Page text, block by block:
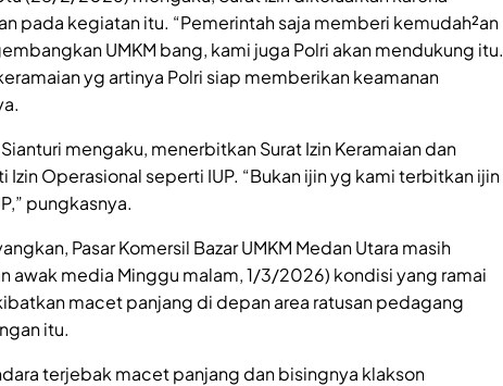
pada kegiatan itu. “Pemerintah saja memberi kemudah²an
UMKM bang, kami juga Polri akan mendukung itu.
yg artinya Polri siap memberikan keamanan
Sianturi mengaku, menerbitkan Surat Izin Keramaian dan
Izin Operasional seperti IUP. “Bukan ijin yg kami terbitkan ijin
pungkasnya.
Pasar Komersil Bazar UMKM Medan Utara masih
awak media Minggu malam, 1/3/2026) kondisi yang ramai
macet panjang di depan area ratusan pedagang
itu.
terjebak macet panjang dan bisingnya klakson